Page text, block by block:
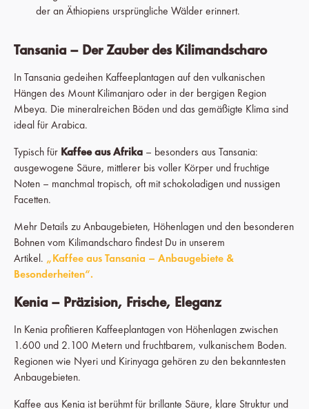
der an Äthiopiens ursprüngliche Wälder erinnert.
Tansania – Der Zauber des Kilimandscharo
In Tansania gedeihen Kaffeeplantagen auf den vulkanischen
Hängen des Mount Kilimanjaro oder in der bergigen Region
Mbeya. Die mineralreichen Böden und das gemäßigte Klima sind
ideal für Arabica.
Typisch für Kaffee aus Afrika – besonders aus Tansania:
ausgewogene Säure, mittlerer bis voller Körper und fruchtige
Noten – manchmal tropisch, oft mit schokoladigen und nussigen
Facetten.
Mehr Details zu Anbaugebieten, Höhenlagen und den besonderen
Bohnen vom Kilimandscharo findest Du in unserem
Artikel. „Kaffee aus Tansania – Anbaugebiete &
Besonderheiten“.
Kenia – Präzision, Frische, Eleganz
In Kenia profitieren Kaffeeplantagen von Höhenlagen zwischen
1.600 und 2.100 Metern und fruchtbarem, vulkanischem Boden.
Regionen wie Nyeri und Kirinyaga gehören zu den bekanntesten
Anbaugebieten.
Kaffee aus Kenia ist berühmt für brillante Säure, klare Struktur und